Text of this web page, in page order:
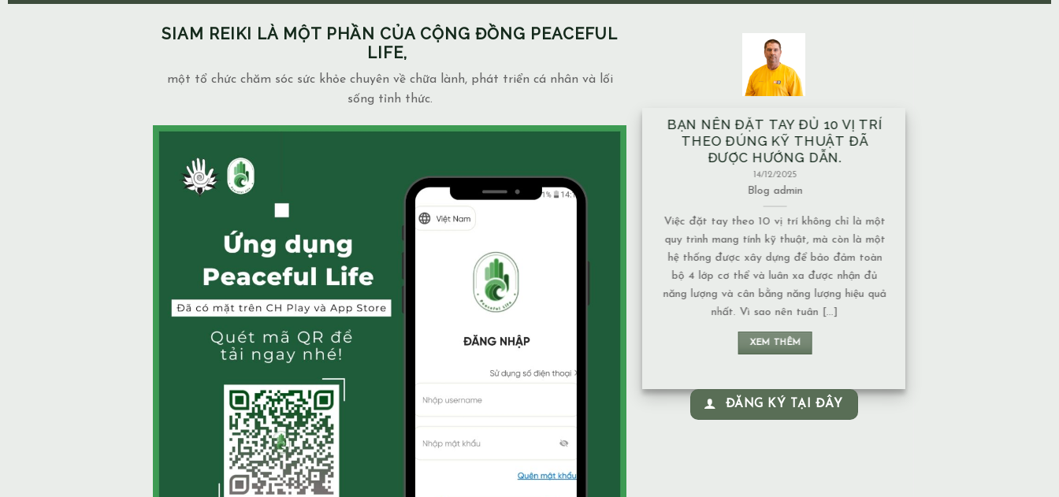
SIAM REIKI LÀ MỘT PHẦN CỦA CỘNG ĐỒNG PEACEFUL
LIFE,
một tổ chức chăm sóc sức khỏe chuyên về chữa lành, phát triển cá nhân và lối
sống tỉnh thức.
BẠN NÊN ĐẶT TAY ĐỦ 10 VỊ TRÍ
THEO ĐÚNG KỸ THUẬT ĐÃ
ĐƯỢC HƯỚNG DẪN.
Việc đặt tay theo 10 vị trí không chỉ là một
quy trình mang tính kỹ thuật, mà còn là một
hệ thống được xây dựng để bảo đảm toàn
bộ 4 lớp cơ thể và luân xa được nhận đủ
năng lượng và cân bằng năng lượng hiệu quả
nhất. Vì sao nên tuân [...]
NHÀ XÂY TRÊN MẠCH NƯỚC
NGẦM CÓ ẢNH HƯỞNG GÌ VỀ
Mạch nước ngầm có nhiều dạng khác nhau,
và mức độ ảnh hưởng về năng lượng cũng
phụ thuộc vào tính chất của nguồn nước: 1.
Nước chảy hay nước đọng – Nếu là nước
chảy, năng lượng thường chuyển động liên
tục nên không tạo ra ứ đọng. – Nếu là nước
ĐĂNG KÝ TẠI ĐÂY